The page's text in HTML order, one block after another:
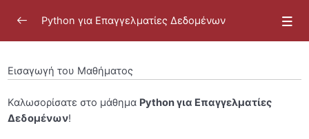
Καλωσόρισμα 0/13
Python για Επαγγελματίες Δεδομένων
Εισαγωγή του Μαθήματος
Καλωσορίσατε στο μάθημα Python για Επαγγελματίες
Δεδομένων!